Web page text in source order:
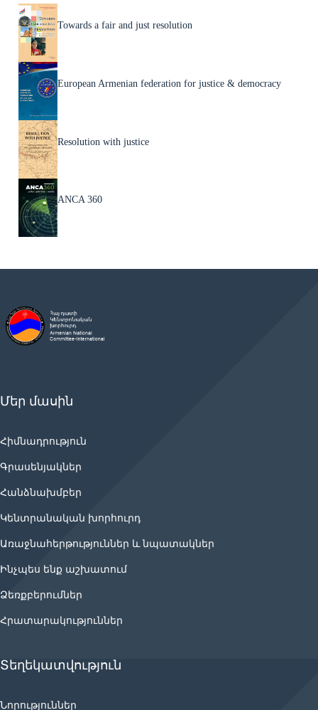
Towards a fair and just resolution
European Armenian federation for justice & democracy
Resolution with justice
ANCA 360
Մեր մասին
Հիմնադրություն
Գրասենյակներ
Հանձնախմբեր
Կենտրանական խորհուրդ
Առաջնահերթություններ և նպատակներ
Ինչպես ենք աշխատում
Ձեռքբերումներ
Հրատարակություններ
Տեղեկատվություն
Նորություններ